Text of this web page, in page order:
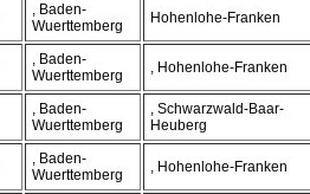
, Baden-
Wuerttemberg
Hohenlohe-Franken
, Baden-
Wuerttemberg
, Hohenlohe-Franken
, Baden-
Wuerttemberg
, Schwarzwald-Baar-
Heuberg
, Baden-
Wuerttemberg
, Hohenlohe-Franken